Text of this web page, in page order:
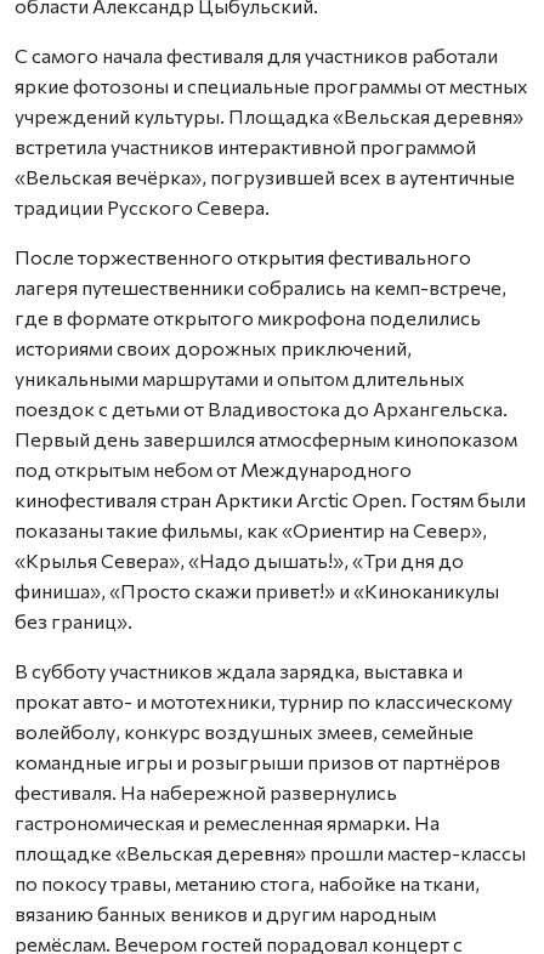
области Александр Цыбульский.
С самого начала фестиваля для участников работали
яркие фотозоны и специальные программы от местных
учреждений культуры. Площадка «Вельская деревня»
встретила участников интерактивной программой
«Вельская вечёрка», погрузившей всех в аутентичные
традиции Русского Севера.
После торжественного открытия фестивального
лагеря путешественники собрались на кемп-встрече,
где в формате открытого микрофона поделились
историями своих дорожных приключений,
уникальными маршрутами и опытом длительных
поездок с детьми от Владивостока до Архангельска.
Первый день завершился атмосферным кинопоказом
под открытым небом от Международного
кинофестиваля стран Арктики Arctic Open. Гостям были
показаны такие фильмы, как «Ориентир на Север»,
«Крылья Севера», «Надо дышать!», «Три дня до
финиша», «Просто скажи привет!» и «Киноканикулы
без границ».
В субботу участников ждала зарядка, выставка и
прокат авто- и мототехники, турнир по классическому
волейболу, конкурс воздушных змеев, семейные
командные игры и розыгрыши призов от партнёров
фестиваля. На набережной развернулись
гастрономическая и ремесленная ярмарки. На
площадке «Вельская деревня» прошли мастер-классы
по покосу травы, метанию стога, набойке на ткани,
вязанию банных веников и другим народным
ремёслам. Вечером гостей порадовал концерт с